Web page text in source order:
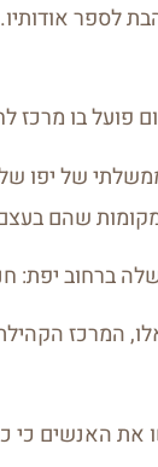
פועל בו מרכז
הממשלתי של
שהם
יפת:
המרכז
את האנשים כי